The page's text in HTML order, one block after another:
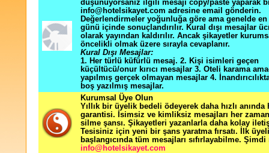
düşünüyorsanız ilgili mesajı copy/paste yaparak
info@hotelsikayet.com adresine email gönderin.
Değerlendirmeler yoğunluğa göre ama genelde
günü içinde sonuçlandırılır. Kural dışı mesajlar
olarak yayından kaldırılır. Ancak şikayetler
öncelikli olmak üzere sırayla cevaplanır.
Kural Dışı Mesajlar:
1. Her türlü küfürlü mesaj. 2. Kişi isimleri geçen
küçültücü/onur kırıcı mesajlar 3. Oteli karama
yapılmış gerçek olmayan mesajlar 4.
boş yazılmış mesajlar.
Kurumsal Üye Olun
Yıllık bir üyelik bedeli ödeyerek daha hızlı
garantisi. İsimsiz ve kimliksiz mesajları her zaman
silme şansı. Şikayetleri yazanlarla daha kolay
Tesisiniz için yeni bir şans yaratma fırsatı. İlk
başlangıcında tüm mesajları sıfırlayabilme. Şimdi
info@hotelsikayet.com